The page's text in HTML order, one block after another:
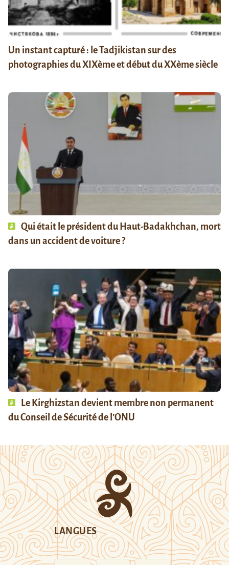
Un instant capturé : le Tadjikistan sur des
photographies du XIXème et début du XXème siècle
Qui était le président du Haut-Badakhchan, mort
dans un accident de voiture ?
Le Kirghizstan devient membre non permanent
du Conseil de Sécurité de l’ONU
LANGUES